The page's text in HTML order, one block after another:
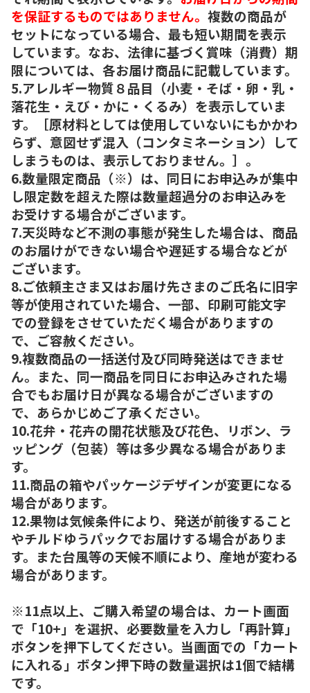
を保証するものではありません。 複数の商品が
セットになっている場合、最も短い期間を表示
しています。なお、法律に基づく賞味（消費）期
限については、各お届け商品に記載しています。
5.アレルギー物質８品目（小麦・そば・卵・乳・
落花生・えび・かに・くるみ）を表示していま
す。［原材料としては使用していないにもかかわ
らず、意図せず混入（コンタミネーション）して
しまうものは、表示しておりません。］。
6.数量限定商品（※）は、同日にお申込みが集中
し限定数を超えた際は数量超過分のお申込みを
お受けする場合がございます。
7.天災時など不測の事態が発生した場合は、商品
のお届けができない場合や遅延する場合などが
ございます。
8.ご依頼主さま又はお届け先さまのご氏名に旧字
等が使用されていた場合、一部、印刷可能文字
での登録をさせていただく場合がありますの
で、ご容赦ください。
9.複数商品の一括送付及び同時発送はできませ
ん。また、同一商品を同日にお申込みされた場
合でもお届け日が異なる場合がございますの
で、あらかじめご了承ください。
10.花弁・花卉の開花状態及び花色、リボン、ラ
ッピング（包装）等は多少異なる場合がありま
す。
11.商品の箱やパッケージデザインが変更になる
場合があります。
12.果物は気候条件により、発送が前後すること
やチルドゆうパックでお届けする場合がありま
す。また台風等の天候不順により、産地が変わる
場合があります。
※11点以上、ご購入希望の場合は、カート画面
で「10+」を選択、必要数量を入力し「再計算」
ボタンを押下してください。当画面での「カート
に入れる」ボタン押下時の数量選択は1個で結構
です。